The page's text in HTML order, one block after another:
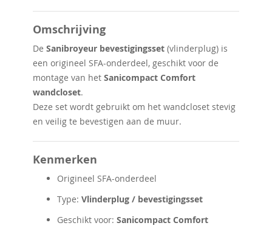
Omschrijving
De Sanibroyeur bevestigingsset (vlinderplug) is
een origineel SFA-onderdeel, geschikt voor de
montage van het Sanicompact Comfort
wandcloset.
Deze set wordt gebruikt om het wandcloset stevig
en veilig te bevestigen aan de muur.
Kenmerken
Origineel SFA-onderdeel
Type: Vlinderplug / bevestigingsset
Geschikt voor: Sanicompact Comfort